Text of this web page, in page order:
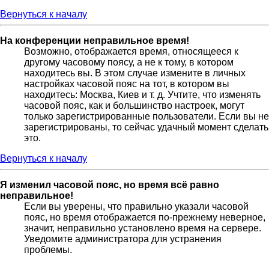
Вернуться к началу
На конференции неправильное время!
Возможно, отображается время, относящееся к
другому часовому поясу, а не к тому, в котором
находитесь вы. В этом случае измените в личных
настройках часовой пояс на тот, в котором вы
находитесь: Москва, Киев и т. д. Учтите, что изменять
часовой пояс, как и большинство настроек, могут
только зарегистрированные пользователи. Если вы не
зарегистрированы, то сейчас удачный момент сделать
это.
Вернуться к началу
Я изменил часовой пояс, но время всё равно
неправильное!
Если вы уверены, что правильно указали часовой
пояс, но время отображается по-прежнему неверное,
значит, неправильно установлено время на сервере.
Уведомите администратора для устранения
проблемы.